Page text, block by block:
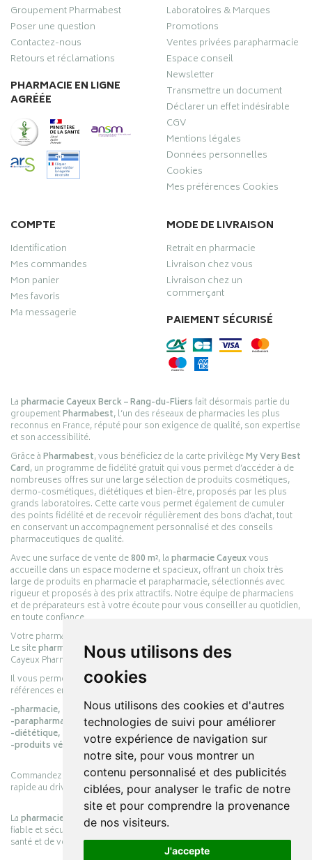
Nous utilisons des
cookies
Nous utilisons des cookies et d'autres
technologies de suivi pour améliorer
votre expérience de navigation sur
notre site, pour vous montrer un
contenu personnalisé et des publicités
ciblées, pour analyser le trafic de notre
site et pour comprendre la provenance
de nos visiteurs.
J'accepte
Groupement Pharmabest
Poser une question
Contactez-nous
Retours et réclamations
PHARMACIE EN LIGNE
AGRÉÉE
Laboratoires & Marques
Promotions
Ventes privées parapharmacie
Espace conseil
Newsletter
Transmettre un document
Déclarer un effet indésirable
CGV
Mentions légales
Données personnelles
Cookies
Mes préférences Cookies
COMPTE
Identification
Mes commandes
Mon panier
Mes favoris
Ma messagerie
MODE DE LIVRAISON
Retrait en pharmacie
Livraison chez vous
Livraison chez un
commerçant
PAIEMENT SÉCURISÉ
Lapharmacie Cayeux Berck – Rang-du-Fliersfait désormais partie du
groupementPharmabest, l’un des réseaux de pharmacies les plus
reconnus en France, réputé pour son exigence de qualité, son expertise
et son accessibilité.
Grâce àPharmabest, vous bénéficiez de la carte privilègeMy Very Best
Card, un programme de fidélité gratuit qui vous permet d’accéder à de
nombreuses offres sur une large sélection de produits cosmétiques,
dermo-cosmétiques, diététiques et bien-être, proposés par les plus
grands laboratoires. Cette carte vous permet également de cumuler
des points fidélité et de recevoir régulièrement des bons d’achat, tout
en conservant un accompagnement personnalisé et des conseils
pharmaceutiques de qualité.
Avec une surface de vente de800 m², lapharmacie Cayeuxvous
accueille dans un espace moderne et spacieux, offrant un choix très
large de produits en pharmacie et parapharmacie, sélectionnés avec
rigueur et proposés à des prix attractifs. Notre équipe de pharmaciens
et de préparateurs est à votre écoute pour vous conseiller au quotidien,
en toute confiance.
Votre pharmacie en ligne :
Le sitepharmacie-cayeux.frest le prolongement digital de la pharmacie
Cayeux Pharmabest Berck-sur-Mer – Rang-du-Fliers.
Il vous permet de réaliser vos achats en ligne parmi des milliers de
références en :
-pharmacie,
-parapharmacie,
-diététique,
-produits vétérinaires.
Commandez simplement vos produits en ligne et choisissez le retrait
rapide au drive ou la livraison à domicile, en toute simplicité.
Lapharmacie Cayeuxs’engage à vous offrir une expérience pratique,
fiable et sécurisée, en officine comme en ligne, au service de votre
santé et de votre bien-être.